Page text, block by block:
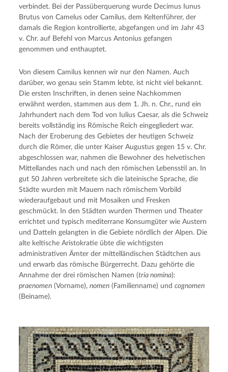
verbindet. Bei der Passüberquerung wurde Decimus Iunus
Brutus von Camelus oder Camilus, dem Keltenführer, der
damals die Region kontrollierte, abgefangen und im Jahr 43
v. Chr. auf Befehl von Marcus Antonius gefangen
genommen und enthauptet.
Von diesem Camilus kennen wir nur den Namen. Auch
darüber, wo genau sein Stamm lebte, ist nicht viel bekannt.
Die ersten Inschriften, in denen seine Nachkommen
erwähnt werden, stammen aus dem 1. Jh. n. Chr., rund ein
Jahrhundert nach dem Tod von Iulius Caesar, als die Schweiz
bereits vollständig ins Römische Reich eingegliedert war.
Nach der Eroberung des Gebietes der heutigen Schweiz
durch die Römer, die unter Kaiser Augustus gegen 15 v. Chr.
abgeschlossen war, nahmen die Bewohner des helvetischen
Mittellandes nach und nach den römischen Lebensstil an. In
gut 50 Jahren verbreitete sich die lateinische Sprache, die
Städte wurden mit Mauern nach römischem Vorbild
wiederaufgebaut und mit Mosaiken und Fresken
geschmückt. In den Städten wurden Thermen und Theater
errichtet und typisch mediterrane Konsumgüter wie Austern
und Datteln gelangten in die Gebiete nördlich der Alpen. Die
alte keltische Aristokratie übte die wichtigsten
administrativen Ämter der mittelländischen Städtchen aus
und erwarb das römische Bürgerrecht. Dazu gehörte die
Annahme der drei römischen Namen (tria nomina):
praenomen (Vorname),nomen (Familienname) undcognomen
(Beiname).